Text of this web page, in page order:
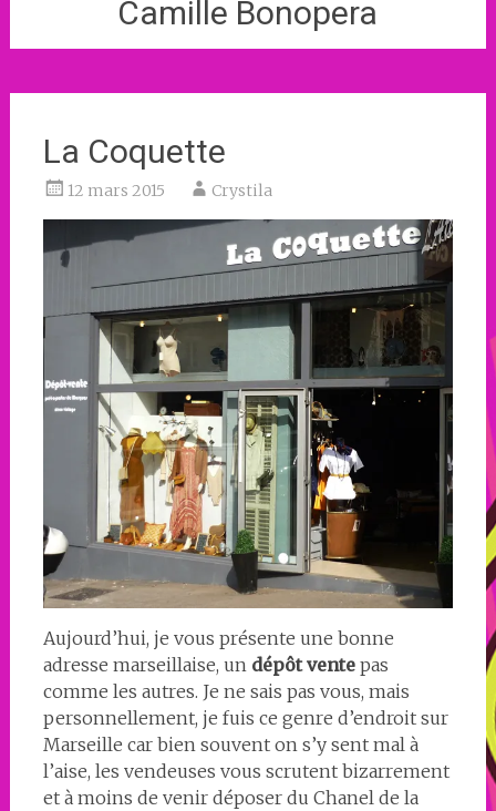
Camille Bonopera
La Coquette
12 mars 2015 Crystila
Aujourd’hui, je vous présente une bonne
adresse marseillaise, un dépôt ventepas
comme les autres. Je ne sais pas vous, mais
personnellement, je fuis ce genre d’endroit sur
Marseille car bien souvent on s’y sent mal à
l’aise, les vendeuses vous scrutent bizarrement
et à moins de venir déposer du Chanel de la